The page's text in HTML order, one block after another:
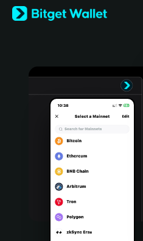
English
日本語
Türkçe
Português (Portugal)
Bahasa Indonesia